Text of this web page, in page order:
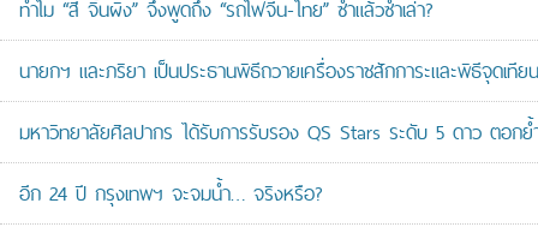
ทำไม “สี จิ้นผิง” จึงพูดถึง “รถไฟจีน-ไทย” ซ้ำแล้วซ้ำเล่า?
นายกฯ และภริยา เป็นประธานพิธีถวายเครื่องราชสักการะและพิธีจุดเ
มหาวิทยาลัยศิลปากร ได้รับการรับรอง QS Stars ระดับ 5 ดาว ตอก
อีก 24 ปี กรุงเทพฯ จะจมน้ำ… จริงหรือ?